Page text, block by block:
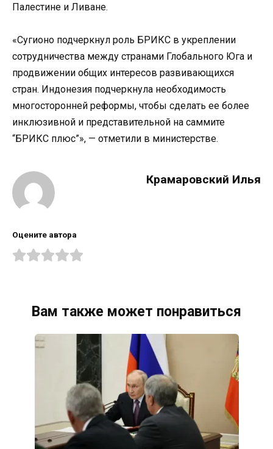
Палестине и Ливане.
«Сугионо подчеркнул роль БРИКС в укреплении
сотрудничества между странами Глобального Юга и
продвижении общих интересов развивающихся
стран. Индонезия подчеркнула необходимость
многосторонней реформы, чтобы сделать ее более
инклюзивной и представительной на саммите
“БРИКС плюс”», — отметили в министерстве.
Крамаровский Илья
Оцените автора
Вам также может понравиться